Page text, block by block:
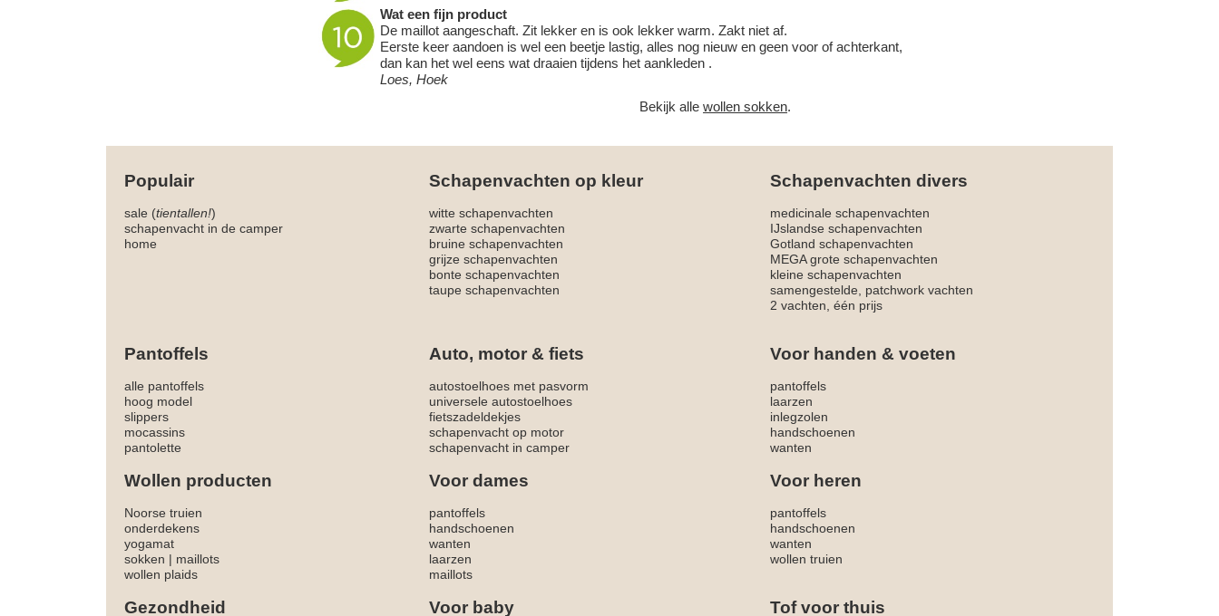
Wat een fijn product
De maillot aangeschaft. Zit lekker en is ook lekker warm. Zakt niet af.
Eerste keer aandoen is wel een beetje lastig, alles nog nieuw en geen voor of achterkant,
dan kan het wel eens wat draaien tijdens het aankleden .
Loes, Hoek
Bekijk allewollen sokken.
Populair Schapenvachten op kleur Schapenvachten divers
sale (tientallen!) witte schapenvachten
medicinale schapenvachten
schapenvacht in de camper
zwarte schapenvachten
IJslandse schapenvachten
home
bruine schapenvachten
Gotland schapenvachten
grijze schapenvachten
MEGA grote schapenvachten
bonte schapenvachten
kleine schapenvachten
taupe schapenvachten
samengestelde, patchwork vachten
2 vachten, één prijs
Pantoffels Auto, motor & fiets Voor handen & voeten
alle pantoffels autostoelhoes met pasvorm
pantoffels
hoog model
universele autostoelhoes
laarzen
slippers
fietszadeldekjes
inlegzolen
mocassins
schapenvacht op motor
handschoenen
pantolette
schapenvacht in camper wanten
Wollen producten Voor dames Voor heren
Noorse truien pantoffels
pantoffels
onderdekens
handschoenen
handschoenen
yogamat
wanten
wanten
sokken | maillots laarzen
wollen truien
wollen plaids
maillots
Gezondheid Voor baby Tof voor thuis